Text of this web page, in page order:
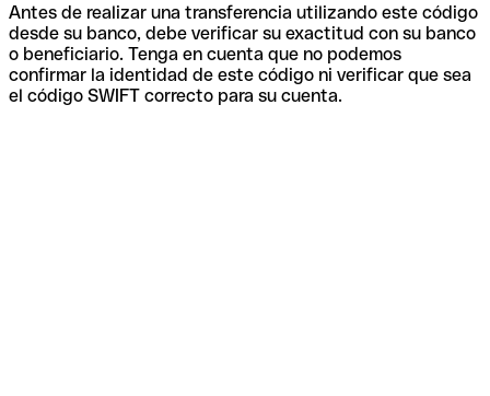
Antes de realizar una transferencia utilizando este código
desde su banco, debe verificar su exactitud con su banco
o beneficiario. Tenga en cuenta que no podemos
confirmar la identidad de este código ni verificar que sea
el código SWIFT correcto para su cuenta.